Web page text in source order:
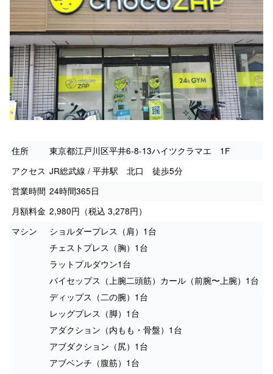
住所
東京都江戸川区平井6-8-13ハイツクラマエ 1F
アクセス JR総武線 / 平井駅 北口 徒歩5分
営業時間 24時間365日
月額料金 2,980円（税込 3,278円）
マシン
ショルダープレス（肩）1台
チェストプレス（胸）1台
ラットプルダウン1台
バイセップス（上腕二頭筋）カール（前腕〜上腕）1台
ディップス（二の腕）1台
レッグプレス（脚）1台
アダクション（内もも・骨盤）1台
アブダクション（尻）1台
アブベンチ（腹筋）1台